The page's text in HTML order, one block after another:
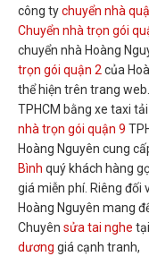
công tychuyển nhà
Chuyển nhà trọn gói
chuyển nhà Hoàng
trọn gói quận 2 của
thể hiện trên trang
TPHCM bằng xe taxi
nhà trọn gói quận 9
Hoàng Nguyên cung
Bình quý khách hàng
giá miễn phí. Riêng đối
Hoàng Nguyên mang
Chuyên sửa tai nghe
dương giá cạnh tranh,